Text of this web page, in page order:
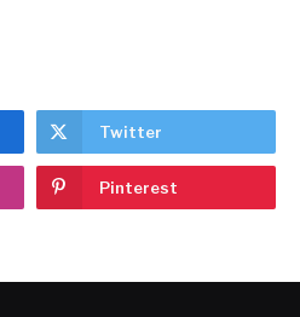
Twitter
Pinterest